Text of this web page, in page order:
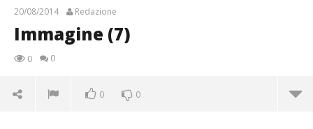
20/08/2014 Redazione
Immagine (7)
0 0
0 0